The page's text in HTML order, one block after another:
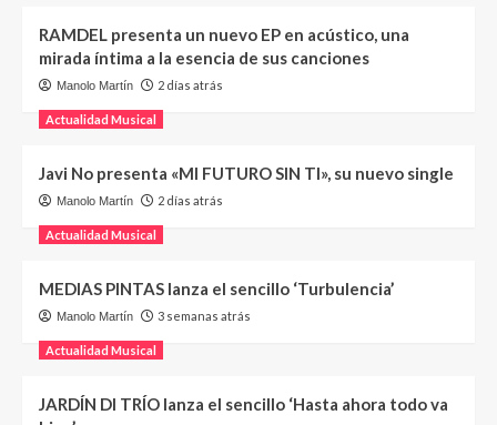
RAMDEL presenta un nuevo EP en acústico, una
mirada íntima a la esencia de sus canciones
Manolo Martín 2 días atrás
Actualidad Musical
Javi No presenta «MI FUTURO SIN TI», su nuevo single
Manolo Martín 2 días atrás
Actualidad Musical
MEDIAS PINTAS lanza el sencillo ‘Turbulencia’
Manolo Martín 3 semanas atrás
Actualidad Musical
JARDÍN DI TRÍO lanza el sencillo ‘Hasta ahora todo va